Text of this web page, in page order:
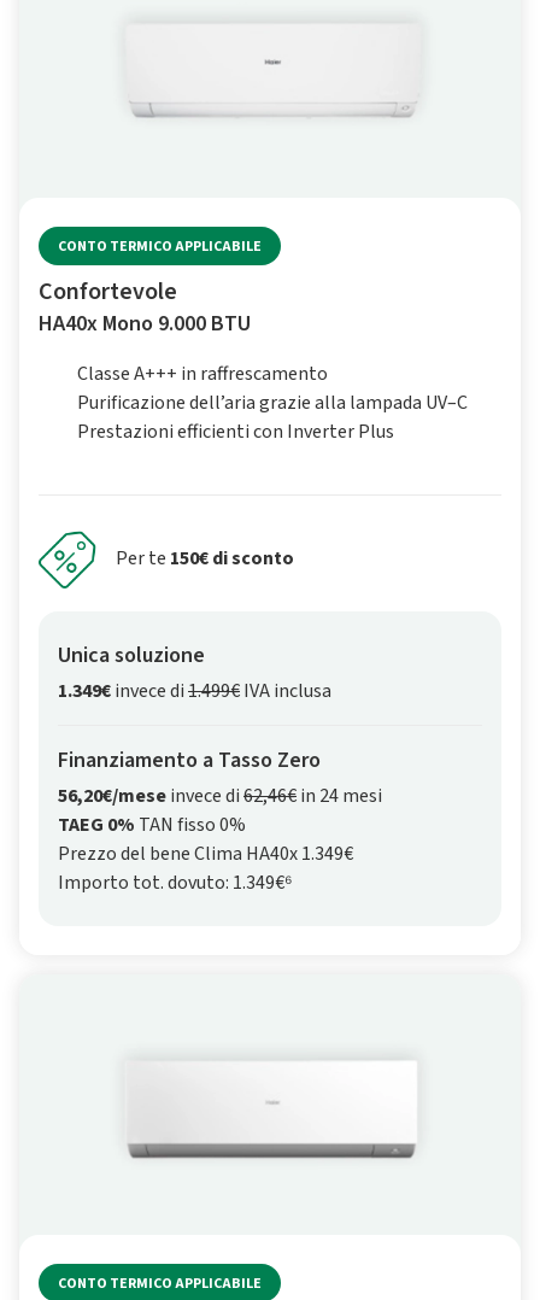
CONTO TERMICO APPLICABILE
Confortevole
HA40x Mono 9.000 BTU
Classe A+++ in raffrescamento
Purificazione dell’aria grazie alla lampada UV–C
Prestazioni efficienti con Inverter Plus
Per te 150€ di sconto
Unica soluzione
1.349€invece di1.499€IVA inclusa
Finanziamento a Tasso Zero
56,20€/meseinvece di62,46€in 24 mesi
TAEG 0% TAN fisso 0%
Prezzo del bene Clima HA40x 1.349€
Importo tot. dovuto: 1.349€⁶
CONTO TERMICO APPLICABILE